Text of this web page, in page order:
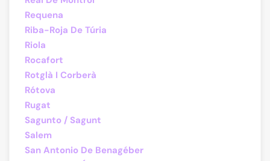
Requena
Riba-Roja De Túria
Riola
Rocafort
Rotglà I Corberà
Rótova
Rugat
Sagunto / Sagunt
Salem
San Antonio De Benagéber